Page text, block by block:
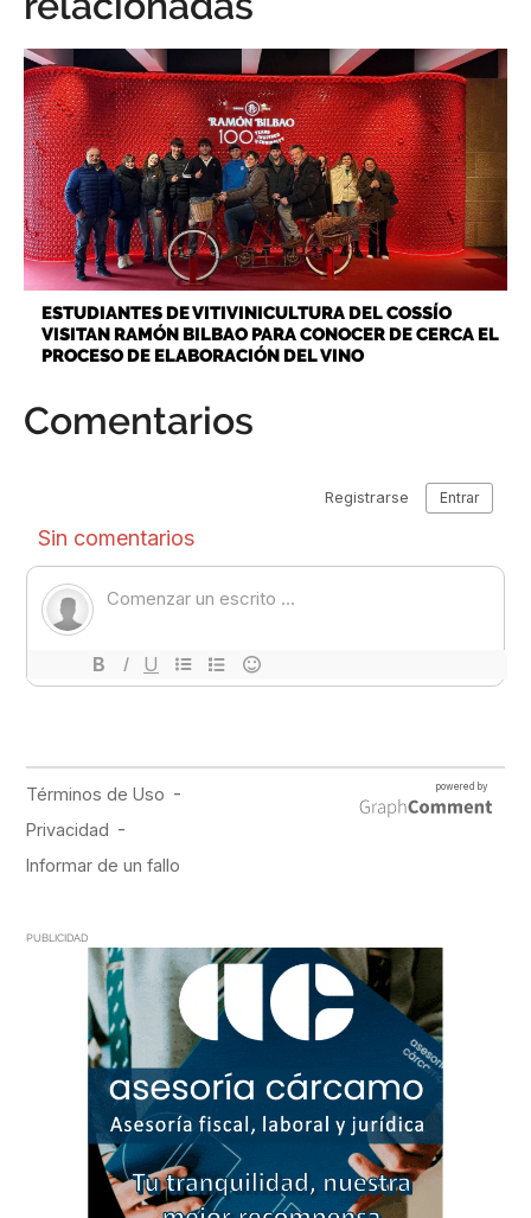
ESTUDIANTES DE VITIVINICULTURA DEL COSSÍO
VISITAN RAMÓN BILBAO PARA CONOCER DE CERCA EL
PROCESO DE ELABORACIÓN DEL VINO
Comentarios
PUBLICIDAD